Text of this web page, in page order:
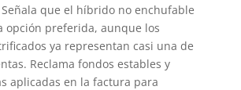
que el híbrido no enchufable
opción preferida, aunque los
ya representan casi una de
Reclama fondos estables y
aplicadas en la factura para